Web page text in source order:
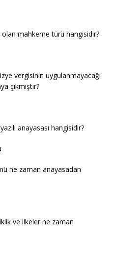
mahkeme türü hangisidir?
vergisinin uygulanmayacağı
çıkmıştır?
anayasası hangisidir?
ne zaman anayasadan
ve ilkeler ne zaman